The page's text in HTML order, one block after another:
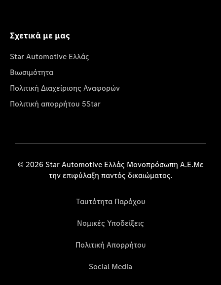
Σχετικά με μας
Star Automotive Ελλάς
Βιωσιμότητα
Πολιτική Διαχείρισης Αναφορών
Πολιτική απορρήτου 5Star
© 2026 Star Automotive Ελλάς Μονοπρόσωπη Α.Ε.Με
την επιφύλαξη παντός δικαιώματος.
Ταυτότητα Παρόχου
Νομικές Υποδείξεις
Πολιτική Απορρήτου
Social Media